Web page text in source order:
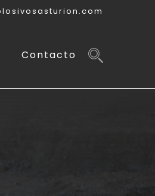
Contacto